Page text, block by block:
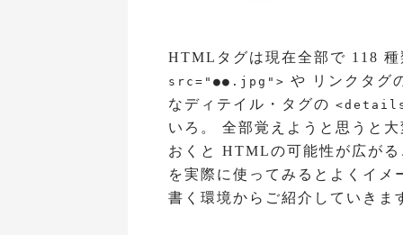
HTMLタグは現在全部で 118
src="●●.jpg"> や リンクタグ
なディテイル・タグの
いろ。 全部覚えようと思うと
おくと HTMLの可能性が広が
を実際に使ってみるとよくイ
書く環境からご紹介していきま